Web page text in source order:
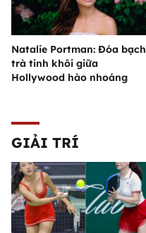
Natalie Portman: Đóa bạch
trà tinh khôi giữa
Hollywood hào nhoáng
GIẢI TRÍ